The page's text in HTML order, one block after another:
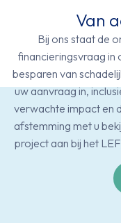
Van
Bij ons staat de
financieringsvraag in
besparen van
uw aanvraag in,
verwachte impact en
afstemming met u
project aan bij het